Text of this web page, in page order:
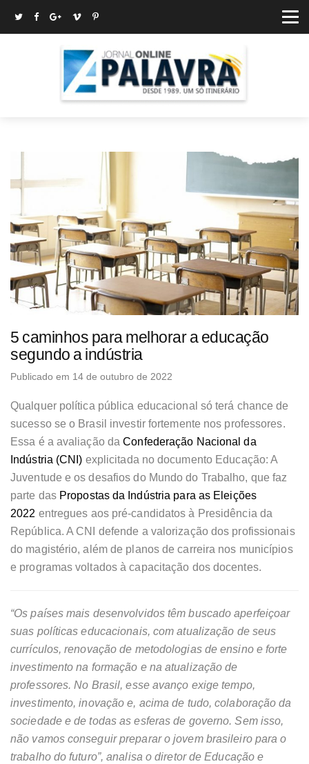
5 caminhos para melhorar a educação
segundo a indústria
Publicado em 14 de outubro de 2022
Qualquer política pública educacional só terá chance de
sucesso se o Brasil investir fortemente nos professores.
Essa é a avaliação daConfederação Nacional da
Indústria (CNI) explicitada no documento Educação: A
Juventude e os desafios do Mundo do Trabalho, que faz
parte das Propostas da Indústria para as Eleições
2022 entregues aos pré-candidatos à Presidência da
República. A CNI defende a valorização dos profissionais
do magistério, além de planos de carreira nos municípios
e programas voltados à capacitação dos docentes.
“Os países mais desenvolvidos têm buscado aperfeiçoar
suas políticas educacionais, com atualização de seus
currículos, renovação de metodologias de ensino e forte
investimento na formação e na atualização de
professores. No Brasil, esse avanço exige tempo,
investimento, inovação e, acima de tudo, colaboração da
sociedade e de todas as esferas de governo. Sem isso,
não vamos conseguir preparar o jovem brasileiro para o
trabalho do futuro”, analisa o diretor de Educação e